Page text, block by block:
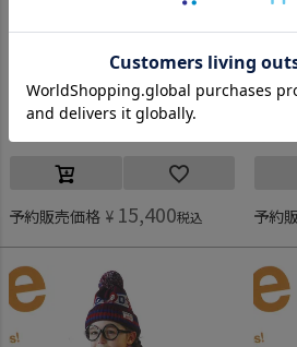
デニム＆ダンガリー予約専用
[デニム＆ダンガリー予約専用] ビンテージテンジク ワッペン L/S TEE【8月入荷予定】 14BLブルー
予約販売価格 ¥ 15,400税込
デニ
予約